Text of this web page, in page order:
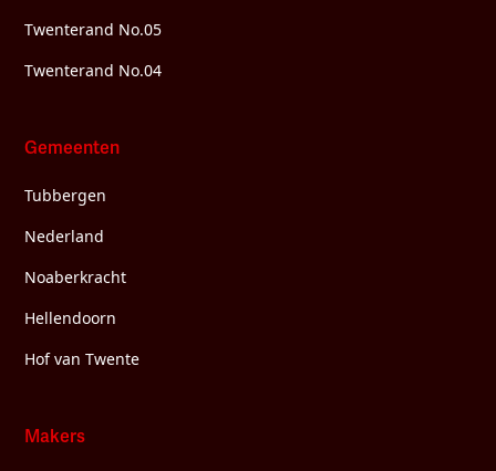
Twenterand No.05
Twenterand No.04
Gemeenten
Tubbergen
Nederland
Noaberkracht
Hellendoorn
Hof van Twente
Makers